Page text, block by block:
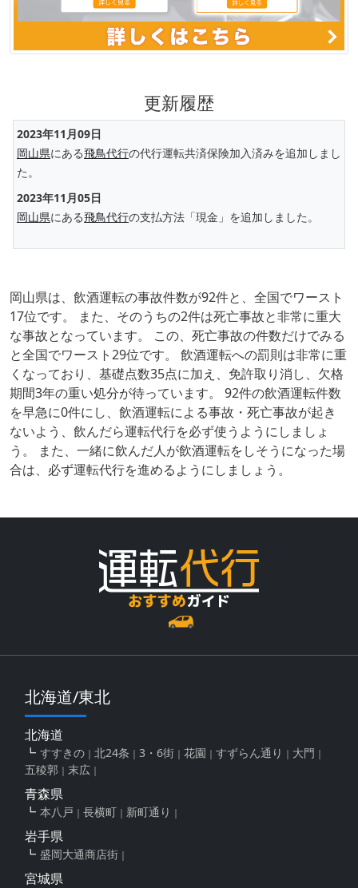
更新履歴
2023年11月09日
岡山県にある飛鳥代行の代行運転共済保険加入済みを追加しまし
た。
2023年11月05日
岡山県にある飛鳥代行の支払方法「現金」を追加しました。
岡山県は、飲酒運転の事故件数が92件と、全国でワースト
17位です。 また、そのうちの2件は死亡事故と非常に重大
な事故となっています。 この、死亡事故の件数だけでみる
と全国でワースト29位です。 飲酒運転への罰則は非常に重
くなっており、基礎点数35点に加え、免許取り消し、欠格
期間3年の重い処分が待っています。 92件の飲酒運転件数
を早急に0件にし、飲酒運転による事故・死亡事故が起き
ないよう、飲んだら運転代行を必ず使うようにしましょ
う。 また、一緒に飲んだ人が飲酒運転をしそうになった場
合は、必ず運転代行を進めるようにしましょう。
北海道/東北
北海道
すすきの 北24条 3・6街 花園 すずらん通り
大門
五稜郭
末広
青森県
本八戸 長横町 新町通り
岩手県
盛岡大通商店街
宮城県